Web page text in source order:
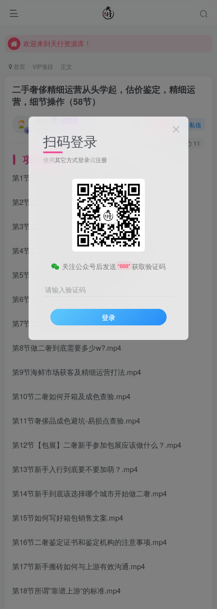
欢迎来到天行资源库！
首页 VIP项目 正文
二手奢侈精细运营从头学起，估价鉴定，精细运
营，细节操作（58节）
私信
11
项目介绍
第1节二奢精细化运营开班指导.mp4
第2节二奢精细估价-横向对比法.mp4
第3节二奢精细估价-箱包成色判定.mp4
第4节二奢行业常用工具及正确用法.mp4
第5节二奢贸易中重要的C端思维.mp4
第6节二奢获客的几种方式.mp4
第7节二奢新手应该设定怎样的毛利率？.mp4
第8节做二奢到底需要多少w?.mp4
第9节海鲜市场获客及精细运营打法.mp4
第10节二奢如何开箱及成色查验.mp4
第11节奢侈品成色避坑-易损点查验.mp4
第12节【包展】二奢新手参加包展应该做什么？.mp4
第13节新手入行到底要不要加萌？.mp4
第14节新手到底该选择哪个城市开始做二奢.mp4
第15节如何写好箱包销售文案.mp4
第16节二奢鉴定证书和鉴定机构的注意事项.mp4
第17节新手搬砖如何与上游有效沟通.mp4
第18节所谓”靠谱上游“的标准.mp4
扫码登录
使用其它方式登录或注册
关注公众号后发送 “888” 获取验证码
请输入验证码
登录